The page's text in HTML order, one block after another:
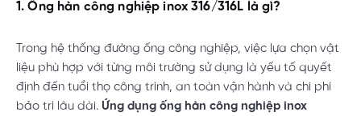
1. Ống hàn công nghiệp inox 316/316L là gì?
Trong hệ thống đường ống công nghiệp, việc lựa chọn vật
liệu phù hợp với từng môi trường sử dụng là yếu tố quyết
định đến tuổi thọ công trình, an toàn vận hành và chi phí
bảo trì lâu dài. Ứng dụng ống hàn công nghiệp inox